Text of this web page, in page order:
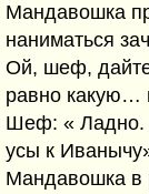
Мандавошка
наниматься
Ой, шеф,
равно какую…
Шеф: « Ладно.
усы к
Мандавошка в